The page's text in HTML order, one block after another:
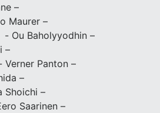
–
Maurer –
- Ou Baholyyodhin –
–
Panton –
–
Shoichi –
Saarinen –